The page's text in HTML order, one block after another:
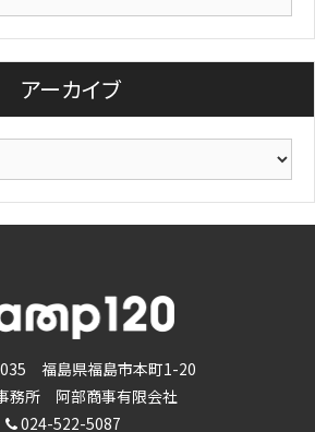
アーカイブ
福島県福島市本町1-20
務所 阿部商事有限会社
024-522-5087